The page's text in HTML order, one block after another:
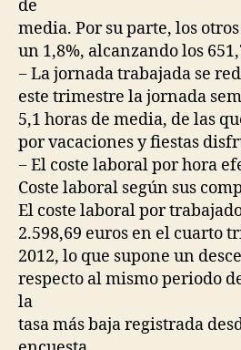
de
media. Por su parte, los
un 1,8%, alcanzando los
− La jornada trabajada se
este trimestre la jornada
5,1 horas de media, de las
por vacaciones y fiestas
− El coste laboral por hora
Coste laboral según sus
El coste laboral por
2.598,69 euros en el cuarto
2012, lo que supone un
respecto al mismo periodo
la
tasa más baja registrada